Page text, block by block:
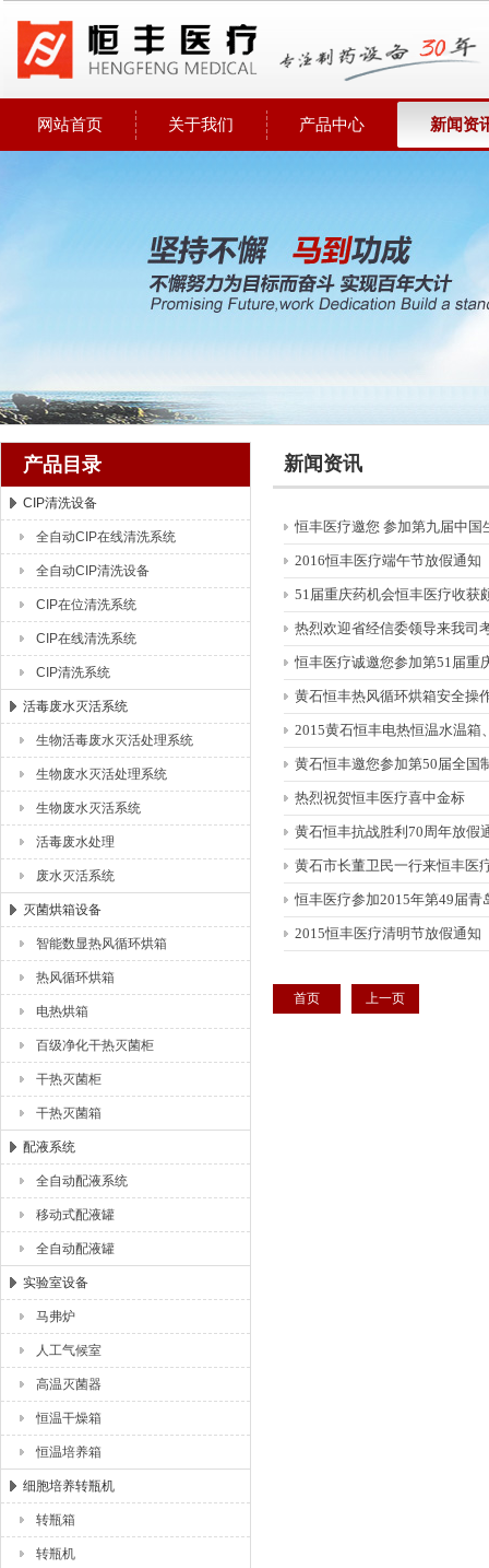
湖北恒丰医疗制药设备有限公司
网站首页 关于我们 产品中心 新闻资
产品目录
CIP清洗设备
全自动CIP在线清洗系统
全自动CIP清洗设备
CIP在位清洗系统
CIP在线清洗系统
CIP清洗系统
活毒废水灭活系统
生物活毒废水灭活处理系统
生物废水灭活处理系统
生物废水灭活系统
活毒废水处理
废水灭活系统
灭菌烘箱设备
智能数显热风循环烘箱
热风循环烘箱
电热烘箱
百级净化干热灭菌柜
干热灭菌柜
干热灭菌箱
配液系统
全自动配液系统
移动式配液罐
全自动配液罐
实验室设备
马弗炉
人工气候室
高温灭菌器
恒温干燥箱
恒温培养箱
细胞培养转瓶机
转瓶箱
转瓶机
新闻资讯
恒丰医疗邀您 参加第九届中国
2016恒丰医疗端午节放假通知
51届重庆药机会恒丰医疗收获
热烈欢迎省经信委领导来我司
恒丰医疗诚邀您参加第51届重
黄石恒丰热风循环烘箱安全操
2015黄石恒丰电热恒温水温箱
黄石恒丰邀您参加第50届全国
热烈祝贺恒丰医疗喜中金标
黄石恒丰抗战胜利70周年放假
黄石市长董卫民一行来恒丰医
恒丰医疗参加2015年第49届青
2015恒丰医疗清明节放假通知
首页 上一页